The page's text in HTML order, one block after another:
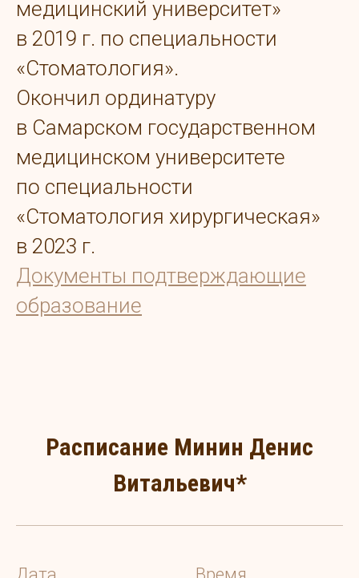
медицинский университет»
в 2019 г. по специальности
«Стоматология».
Окончил ординатуру
в Самарском государственном
медицинском университете
по специальности
«Стоматология хирургическая»
в 2023 г.
Документы подтверждающие
образование
Расписание Минин Денис
Витальевич*